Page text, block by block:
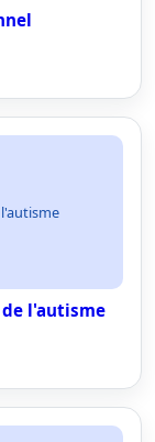
l'autisme